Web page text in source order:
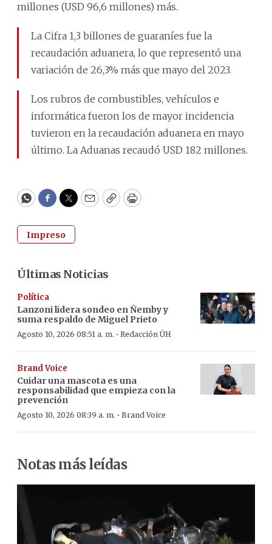
millones (USD 96,6 millones) más.
La Cifra 1,3 billones de guaraníes fue la
recaudación aduanera, lo que representó una
variación de 26,3% más que mayo del 2023.
Los rubros de combustibles, vehículos e
informática fueron los de mayor incidencia
tuvieron en la recaudación aduanera en mayo
último. La Aduanas recaudó USD 182 millones.
WhatsApp
Facebook
Twitter
EmailCopyPrint
Impreso
Últimas Noticias
Política
Lanzoni lidera sondeo en Ñemby y
suma respaldo de Miguel Prieto
Agosto 10, 2026 08:51 a. m. · Redacción ÚH
Brand Voice
Cuidar una mascota es una
responsabilidad que empieza con la
prevención
Agosto 10, 2026 08:39 a. m. · Brand Voice
Notas más leídas